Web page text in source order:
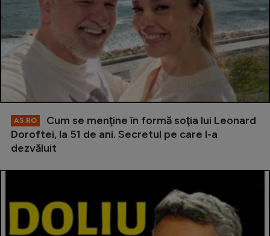
AS.RO
Cum se menţine în formă soţia lui Leonard
Doroftei, la 51 de ani. Secretul pe care l-a
dezvăluit